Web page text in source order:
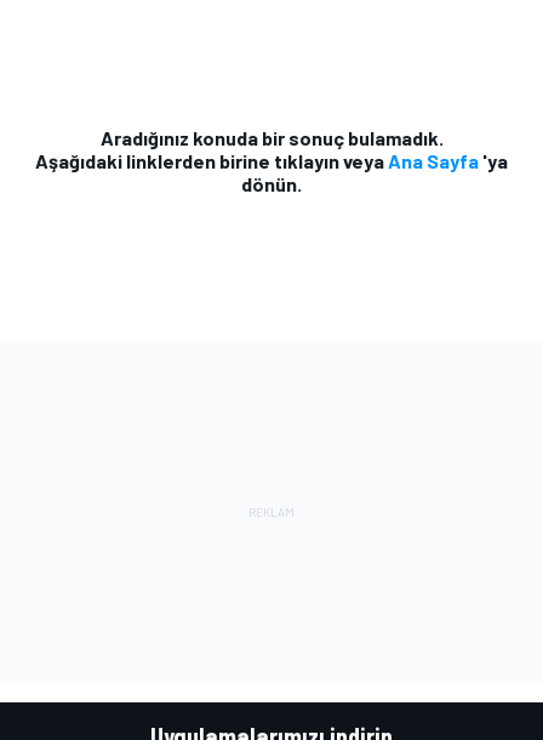
Aradığınız konuda bir sonuç bulamadık.
Aşağıdaki linklerden birine tıklayın veyaAna Sayfa 'ya
dönün.